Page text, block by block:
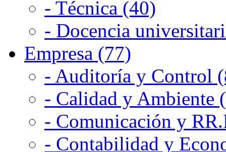
- Técnica (40)
- Docencia
Empresa (77)
- Auditoría y Control
- Calidad y Ambiente
- Comunicación y
- Contabilidad y